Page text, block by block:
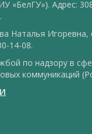
«БелГУ»). Адрес:
Наталья Игоревна,
14-08.
по надзору в
коммуникаций